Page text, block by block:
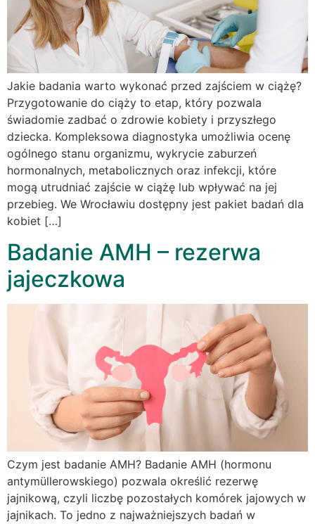
Jakie badania warto wykonać przed zajściem w ciążę?
Przygotowanie do ciąży to etap, który pozwala
świadomie zadbać o zdrowie kobiety i przyszłego
dziecka. Kompleksowa diagnostyka umożliwia ocenę
ogólnego stanu organizmu, wykrycie zaburzeń
hormonalnych, metabolicznych oraz infekcji, które
mogą utrudniać zajście w ciążę lub wpływać na jej
przebieg. We Wrocławiu dostępny jest pakiet badań dla
kobiet […]
Badanie AMH – rezerwa
jajeczkowa
Czym jest badanie AMH? Badanie AMH (hormonu
antymüllerowskiego) pozwala określić rezerwę
jajnikową, czyli liczbę pozostałych komórek jajowych w
jajnikach. To jedno z najważniejszych badań w